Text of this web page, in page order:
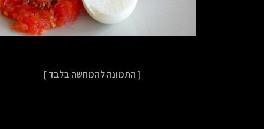
[ התמונה להמחשה בלבד ]